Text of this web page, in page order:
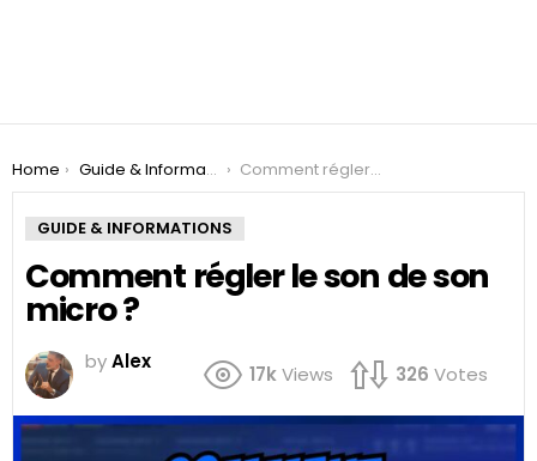
You are here:
Home Guide & Informations Comment régler le son de son micro ?
GUIDE & INFORMATIONS
Comment régler le son de son
micro ?
byAlex
17kViews 326 Votes